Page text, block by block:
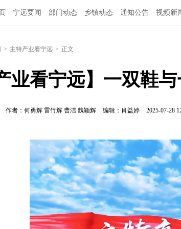
宁远要闻 部门动态 乡镇动态 通知公告 视频新
> 主特产业看宁远 > 正文
业看宁远】一双鞋
作者：何勇辉 雷竹辉 曹洁 魏颖辉 编辑：肖益婷 2025-07-28